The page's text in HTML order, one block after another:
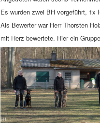
Es wurden zwei BH vorgeführt, 1x
Als Bewerter war Herr Thorsten
mit Herz bewertete. Hier ein